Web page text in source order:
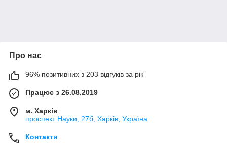
Про нас
96% позитивних з 203 відгуків за рік
Працює з 26.08.2019
м. Харків
проспект Науки, 27б, Харків, Україна
Контакти